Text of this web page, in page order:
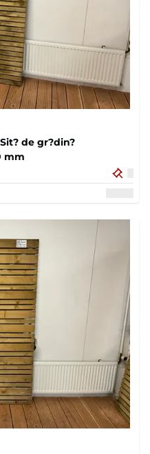
de gr?din?
mm